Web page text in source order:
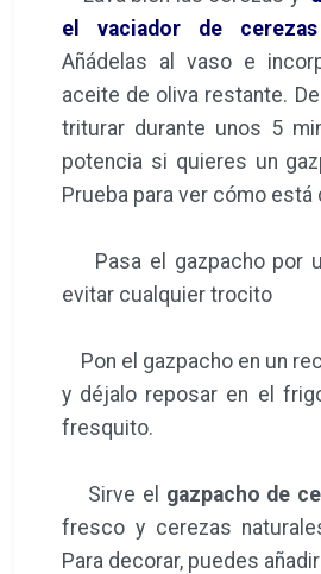
el vaciador de
Añádelas al vaso e
aceite de oliva restante.
triturar durante unos 5
potencia si quieres un
Prueba para ver cómo está
Pasa el gazpacho por
evitar cualquier trocito
Pon el gazpacho en un
y déjalo reposar en el
fresquito.
Sirve el gazpacho de
fresco y cerezas
Para decorar, puedes